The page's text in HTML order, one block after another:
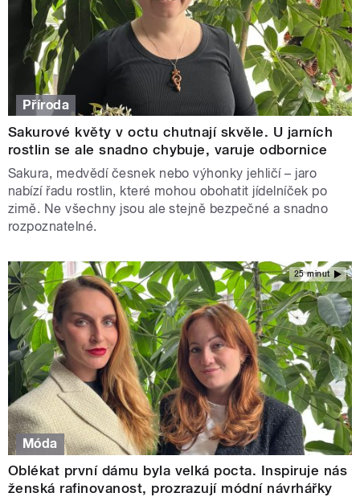
Příroda
Sakurové květy v octu chutnají skvěle. U jarních
rostlin se ale snadno chybuje, varuje odbornice
Sakura, medvědí česnek nebo výhonky jehličí – jaro
nabízí řadu rostlin, které mohou obohatit jídelníček po
zimě. Ne všechny jsou ale stejně bezpečné a snadno
rozpoznatelné.
25 minut
Móda
Oblékat první dámu byla velká pocta. Inspiruje nás
ženská rafinovanost, prozrazují módní návrhářky